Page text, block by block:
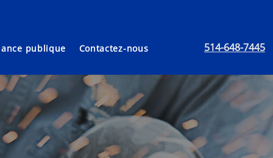
publique Contactez-nous 514-648-7445